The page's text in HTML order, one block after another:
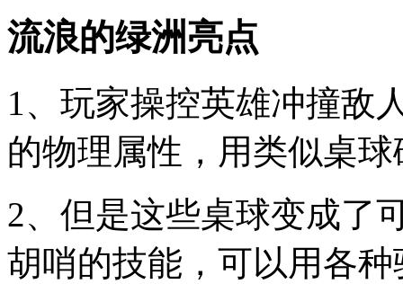
流浪的绿洲亮点
1、玩家操控英雄冲撞敌
的物理属性，用类似桌
2、但是这些桌球变成了
胡哨的技能，可以用各